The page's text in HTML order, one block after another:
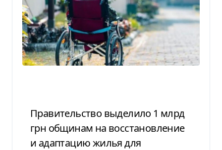
Правительство выделило 1 млрд
грн общинам на восстановление
и адаптацию жилья для